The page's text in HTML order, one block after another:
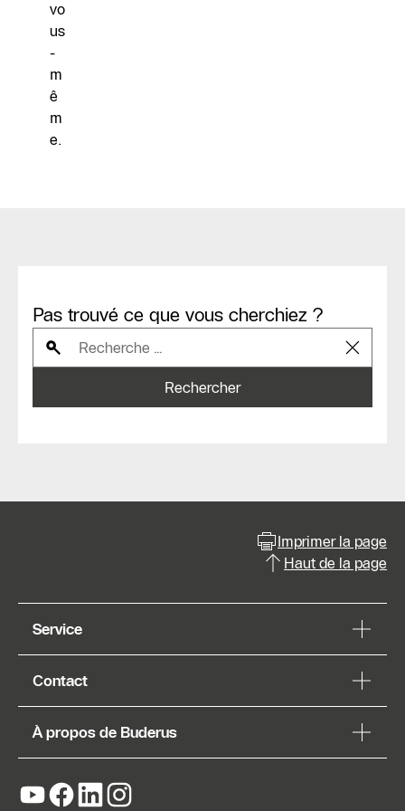
vo
us
-
m
ê
m
e.
Pas trouvé ce que vous cherchiez ?
Rechercher
Imprimer la page
Haut de la page
Service
Contact
À propos de Buderus